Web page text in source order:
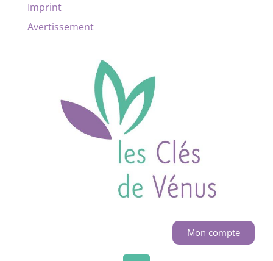
Imprint
Avertissement
Mon compte